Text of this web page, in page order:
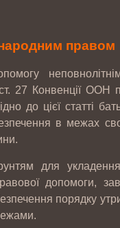
правом
27 Конвенції ООН
до цієї статті
в межах
для
допомоги,
порядку